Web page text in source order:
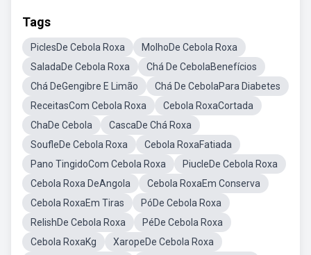
Tags
PiclesDe Cebola Roxa
MolhoDe Cebola Roxa
SaladaDe Cebola Roxa
Chá De CebolaBenefícios
Chá DeGengibre E Limão
Chá De CebolaPara Diabetes
ReceitasCom Cebola Roxa
Cebola RoxaCortada
ChaDe Cebola
CascaDe Chá Roxa
SoufleDe Cebola Roxa
Cebola RoxaFatiada
Pano TingidoCom Cebola Roxa
PiucleDe Cebola Roxa
Cebola Roxa DeAngola
Cebola RoxaEm Conserva
Cebola RoxaEm Tiras
PóDe Cebola Roxa
RelishDe Cebola Roxa
PéDe Cebola Roxa
Cebola RoxaKg
XaropeDe Cebola Roxa